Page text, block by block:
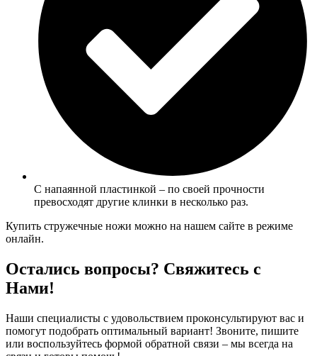
С напаянной пластинкой – по своей прочности
превосходят другие клинки в несколько раз.
Купить стружечные ножи можно на нашем сайте в режиме
онлайн.
Остались вопросы? Свяжитесь с
Нами!
Наши специалисты с удовольствием проконсультируют вас и
помогут подобрать оптимальный вариант! Звоните, пишите
или воспользуйтесь формой обратной связи – мы всегда на